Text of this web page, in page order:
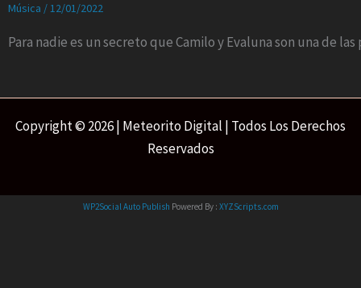
Música /12/01/2022
Para nadie es un secreto que Camilo y Evaluna son una de
Copyright © 2026 | Meteorito Digital | Todos Los Derechos
Reservados
WP2Social Auto Publish Powered By : XYZScripts.com